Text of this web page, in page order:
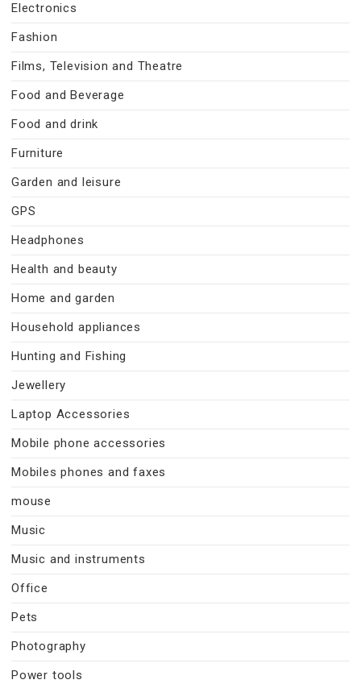
Electronics
Fashion
Films, Television and Theatre
Food and Beverage
Food and drink
Furniture
Garden and leisure
GPS
Headphones
Health and beauty
Home and garden
Household appliances
Hunting and Fishing
Jewellery
Laptop Accessories
Mobile phone accessories
Mobiles phones and faxes
mouse
Music
Music and instruments
Office
Pets
Photography
Power tools